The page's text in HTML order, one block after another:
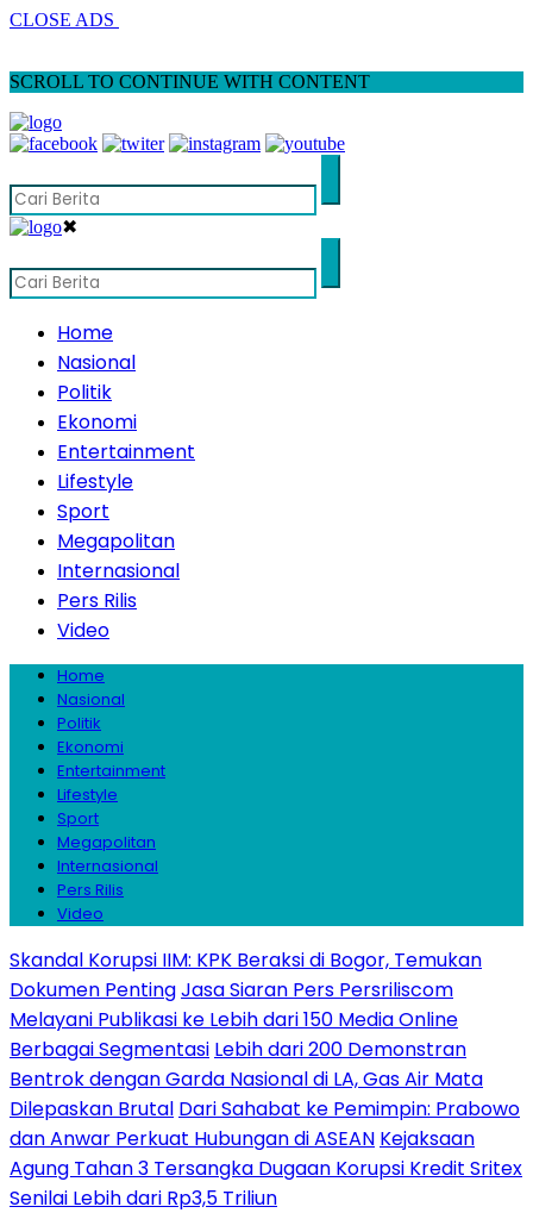
CLOSE ADS
SCROLL TO CONTINUE WITH CONTENT
✖
Home
Nasional
Politik
Ekonomi
Entertainment
Lifestyle
Sport
Megapolitan
Internasional
Pers Rilis
Video
Home
Nasional
Politik
Ekonomi
Entertainment
Lifestyle
Sport
Megapolitan
Internasional
Pers Rilis
Video
Skandal Korupsi IIM: KPK Beraksi di Bogor, Temukan
Dokumen PentingJasa Siaran Pers Persriliscom
Melayani Publikasi ke Lebih dari 150 Media Online
Berbagai Segmentasi Lebih dari 200 Demonstran
Bentrok dengan Garda Nasional di LA, Gas Air Mata
Dilepaskan Brutal Dari Sahabat ke Pemimpin: Prabowo
dan Anwar Perkuat Hubungan di ASEAN Kejaksaan
Agung Tahan 3 Tersangka Dugaan Korupsi Kredit Sritex
Senilai Lebih dari Rp3,5 Triliun